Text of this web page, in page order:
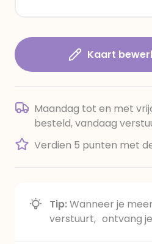
Kaart
Maandag tot en met
besteld, vandaag
Verdien 5 punten met
Tip:Wanneer je
verstuurt, ontvang